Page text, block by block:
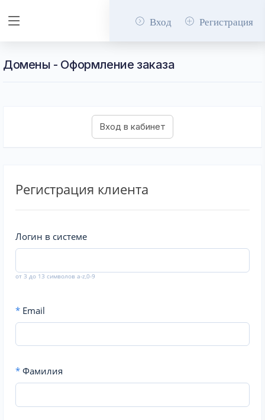
Вход Регистрация
Домены - Оформление заказа
Регистрация клиента
Логин в системе
от 3 до 13 символов a-z,0-9
* Email
* Фамилия